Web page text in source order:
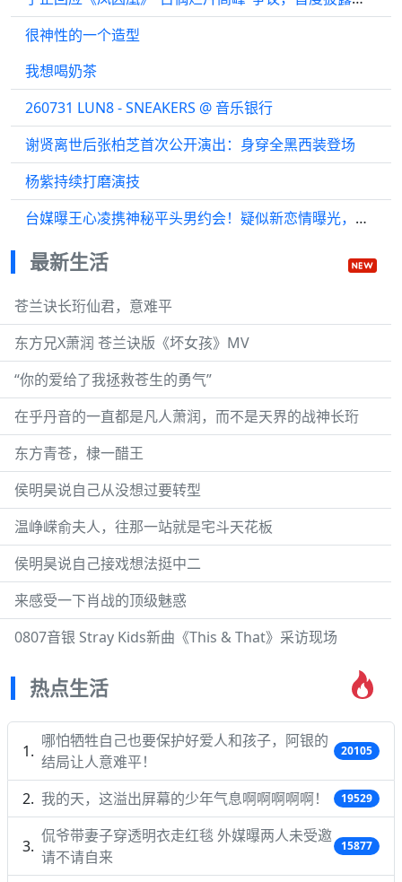
很神性的一个造型
我想喝奶茶
260731 LUN8 - SNEAKERS @ 音乐银行
谢贤离世后张柏芝首次公开演出：身穿全黑西装登场
杨紫持续打磨演技
台媒曝王心凌携神秘平头男约会！疑似新恋情曝光，经纪人火速回应
最新生活
苍兰诀长珩仙君，意难平
东方兄X萧润 苍兰诀版《坏女孩》MV
“你的爱给了我拯救苍生的勇气”
在乎丹音的一直都是凡人萧润，而不是天界的战神长珩
东方青苍，棣一醋王
侯明昊说自己从没想过要转型
温峥嵘俞夫人，往那一站就是宅斗天花板
侯明昊说自己接戏想法挺中二
来感受一下肖战的顶级魅惑
0807音银 Stray Kids新曲《This & That》采访现场
热点生活
哪怕牺牲自己也要保护好爱人和孩子，阿银的
结局让人意难平！
20105
我的天，这溢出屏幕的少年气息啊啊啊啊啊！ 19529
侃爷带妻子穿透明衣走红毯 外媒曝两人未受邀
请不请自来
15877